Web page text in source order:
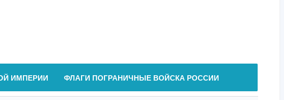
ИМПЕРИИ ФЛАГИ ПОГРАНИЧНЫЕ ВОЙСКА РОССИИ